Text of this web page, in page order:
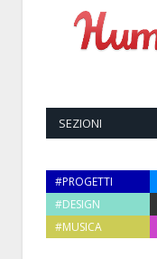
SEZIONI
#PROGETTI
#DESIGN
#MUSICA